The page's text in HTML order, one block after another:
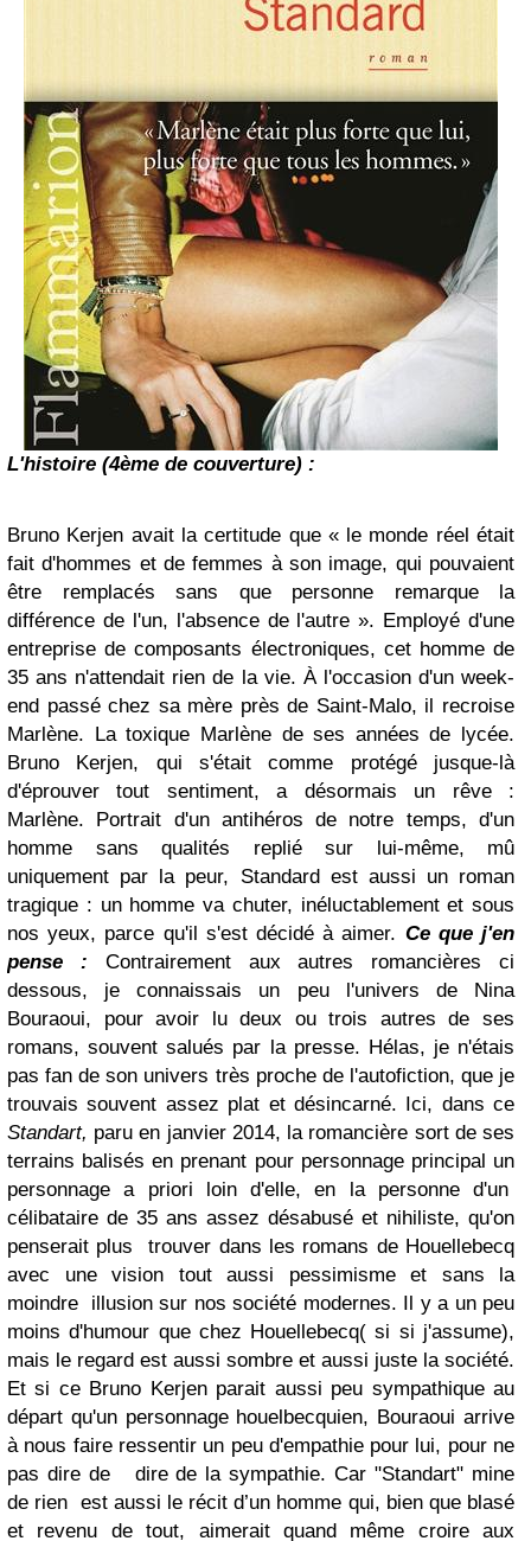
L'histoire (4ème de couverture) :
Bruno Kerjen avait la certitude que « le monde réel était
fait d'hommes et de femmes à son image, qui pouvaient
être remplacés sans que personne remarque la
différence de l'un, l'absence de l'autre ». Employé d'une
entreprise de composants électroniques, cet homme de
35 ans n'attendait rien de la vie. À l'occasion d'un week-
end passé chez sa mère près de Saint-Malo, il recroise
Marlène. La toxique Marlène de ses années de lycée.
Bruno Kerjen, qui s'était comme protégé jusque-là
d'éprouver tout sentiment, a désormais un rêve :
Marlène. Portrait d'un antihéros de notre temps, d'un
homme sans qualités replié sur lui-même, mû
uniquement par la peur, Standard est aussi un roman
tragique : un homme va chuter, inéluctablement et sous
nos yeux, parce qu'il s'est décidé à aimer. Ce que j'en
pense : Contrairement aux autres romancières ci
dessous, je connaissais un peu l'univers de Nina
Bouraoui, pour avoir lu deux ou trois autres de ses
romans, souvent salués par la presse. Hélas, je n'étais
pas fan de son univers très proche de l'autofiction, que je
trouvais souvent assez plat et désincarné. Ici, dans ce
Standart, paru en janvier 2014, la romancière sort de ses
terrains balisés en prenant pour personnage principal un
personnage a priori loin d'elle, en la personne d'un
célibataire de 35 ans assez désabusé et nihiliste, qu'on
penserait plus trouver dans les romans de Houellebecq
avec une vision tout aussi pessimisme et sans la
moindre illusion sur nos société modernes. Il y a un peu
moins d'humour que chez Houellebecq( si si j'assume),
mais le regard est aussi sombre et aussi juste la société.
Et si ce Bruno Kerjen parait aussi peu sympathique au
départ qu'un personnage houelbecquien, Bouraoui arrive
à nous faire ressentir un peu d'empathie pour lui, pour ne
pas dire de dire de la sympathie. Car "Standart" mine
de rien est aussi le récit d’un homme qui, bien que blasé
et revenu de tout, aimerait quand même croire aux